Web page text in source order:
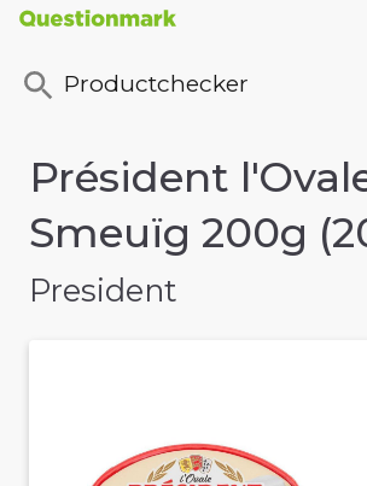
Productchecker
Président
Smeuïg 200g
President